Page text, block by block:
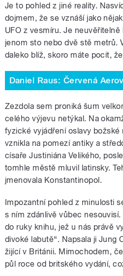
Je to pohled z jiné reality.
dojmem, že se vznáší jako
UFO z vesmíru. Je
jenom sto nebo dvě stě metrů.
daleko blíž, skoro máte pocit,
Daniel Raus: Červená
Zezdola sem proniká šum
celého výjevu netýkal. Na
fyzické vyjádření oslavy božské
vznikla na pomezí antiky a
císaře Justiniána Velikého,
tomhle městě mluvil latinsky.
jmenovala Konstantinopol.
Impozantní pohled z minulosti
s ním zdánlivě vůbec
do ruky knihu, jež u nás právě
divoké labutě“. Napsala ji Jung
žijící v Británii. Mimochodem,
půl roce od britského vydání,